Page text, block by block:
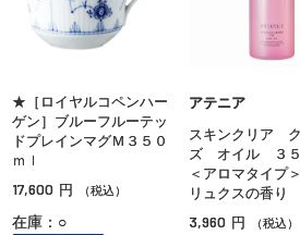
★［ロイヤルコペンハー
ゲン］ブルーフルーテッ
ドプレインマグＭ３５０
ｍｌ
17,600 円 （税込）
在庫：○
アテニア
スキンクリア
ズ オイル ３５
＜アロマタイプ
リュクスの香り
3,960 円 （税込）